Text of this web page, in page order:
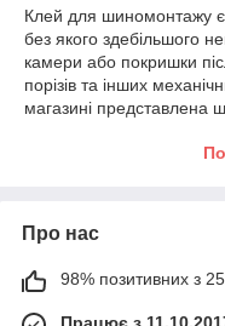
Клей для шиномонтажу
без якого здебільшого
камери або покришки
порізів та інших
магазині представлена
шиноремонтних робіт.
Про нас
98% позитивних з